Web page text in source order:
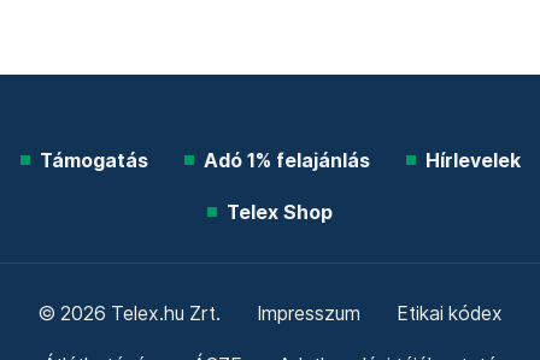
Támogatás Adó 1% felajánlás Hírlevelek
Telex Shop
© 2026 Telex.hu Zrt. Impresszum Etikai kódex